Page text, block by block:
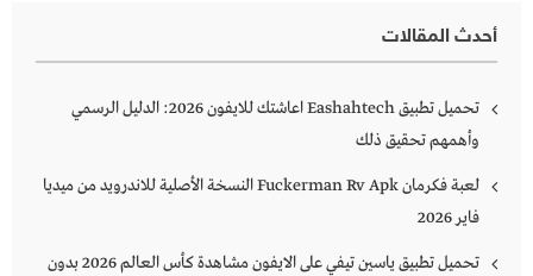
أحدث المقالات
تحميل تطبيق Eashahtech اعاشتك للايفون 2026: الدليل الرسمي
وأهمهم تحقيق ذلك
لعبة فكرمان Fuckerman Rv Apk النسخة الأصلية للاندرويد من ميديا
فاير 2026
تحميل تطبيق ياسين تيفي على الايفون مشاهدة كأس العالم 2026 بدون